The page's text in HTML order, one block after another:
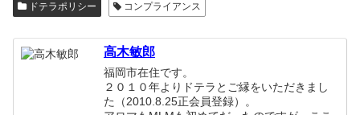
ドテラポリシー コンプライアンス
高木敏郎
福岡市在住です。
２０１０年よりドテラとご縁をいただきまし
た（2010.8.25正会員登録）。